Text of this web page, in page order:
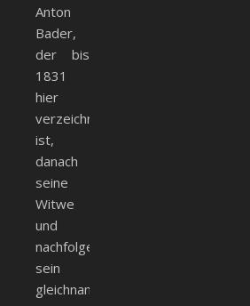
Anton
Bader,
der bis
1831
hier
verzeichnet
ist,
danach
seine
Witwe
und
nachfolgend
sein
gleichnamiger